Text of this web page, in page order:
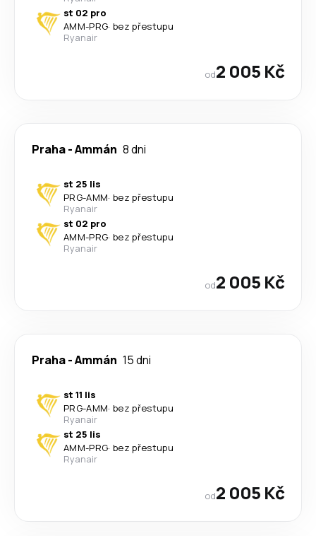
st 02 pro
AMM-PRG· bez přestupu
Ryanair
od2 005 Kč
Praha-Ammán 8 dni
st 25 lis
PRG-AMM· bez přestupu
Ryanair
st 02 pro
AMM-PRG· bez přestupu
Ryanair
od2 005 Kč
Praha-Ammán 15 dni
st 11 lis
PRG-AMM· bez přestupu
Ryanair
st 25 lis
AMM-PRG· bez přestupu
Ryanair
od2 005 Kč